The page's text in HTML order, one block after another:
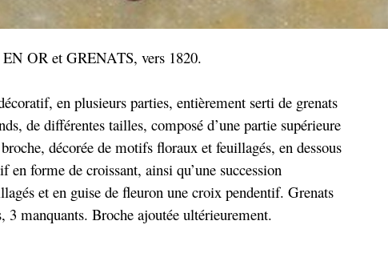
OR et GRENATS, vers 1820.
en plusieurs parties, entièrement serti de grenats
de différentes tailles, composé d’une partie supérieure
décorée de motifs floraux et feuillagés, en dessous
en forme de croissant, ainsi qu’une succession
et en guise de fleuron une croix pendentif. Grenats
3 manquants. Broche ajoutée ultérieurement.